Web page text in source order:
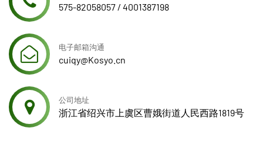
575-82058057 / 4001387198
电子邮箱沟通
cuiqy@Kosyo.cn
公司地址
浙江省绍兴市上虞区曹娥街道人民西路1819号